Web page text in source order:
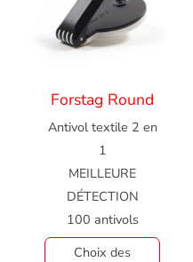
Forstag Round
Antivol textile 2 en
1
MEILLEURE
DÉTECTION
100 antivols
Choix des